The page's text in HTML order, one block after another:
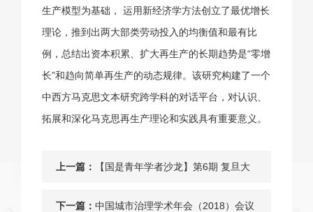
生产模型为基础， 运用新经济学方法创立了最优增长
理论，推到出两大部类劳动投入的均衡值和最有比
例，总结出资本积累、扩大再生产的长期趋势是“零增
长”和趋向简单再生产的动态规律。该研究构建了一个
中西方马克思文本研究跨学科的对话平台，对认识、
拓展和深化马克思再生产理论和实践具有重要意义。
上一篇： 【国是青年学者沙龙】第6期 复旦大
学包刚升副教授讲座通知
下一篇： 中国城市治理学术年会（2018）会议